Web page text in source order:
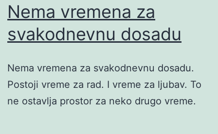
Nema vremena za
svakodnevnu dosadu
Nema vremena za svakodnevnu dosadu.
Postoji vreme za rad. I vreme za ljubav. To
ne ostavlja prostor za neko drugo vreme.